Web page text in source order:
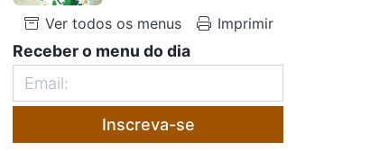
Ver todos os menus Imprimir
Receber o menu do dia
Inscreva-se